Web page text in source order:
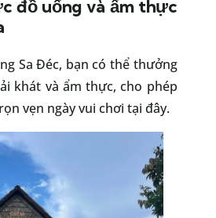
đồ uống và ẩm thực
Sa Đéc, bạn có thể thưởng
khát và ẩm thực, cho phép
vẹn ngày vui chơi tại đây.